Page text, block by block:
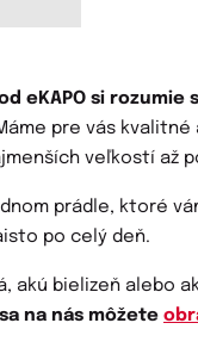
eKAPO si rozumie
pre vás kvalitné
veľkostí až
prádle, ktoré
po celý deň.
akú bielizeň alebo
na nás môžete